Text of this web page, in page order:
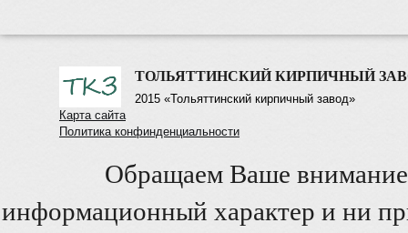
ТОЛЬЯТТИНСКИЙ КИРПИЧНЫЙ
2015 «Тольяттинский кирпичный завод»
Карта сайта
Политика конфинденциальности
Обращаем Ваше внимание
информационный характер и ни